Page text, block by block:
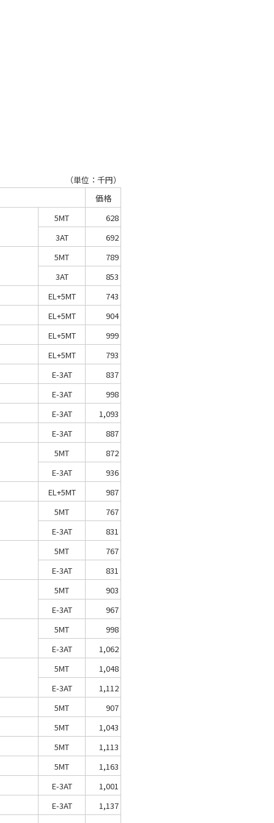
（単位：千円）
価格
5MT
628
3AT
692
5MT
789
3AT
853
EL+5MT
743
EL+5MT
904
EL+5MT
999
EL+5MT 793
E-3AT
837
E-3AT
998
E-3AT
1,093
E-3AT 887
5MT
872
E-3AT
936
EL+5MT 987
5MT
767
E-3AT
831
5MT
767
E-3AT
831
5MT
903
E-3AT
967
5MT
998
E-3AT
1,062
5MT
1,048
E-3AT
1,112
5MT
907
5MT
1,043
5MT
1,113
5MT 1,163
E-3AT
1,001
E-3AT
1,137